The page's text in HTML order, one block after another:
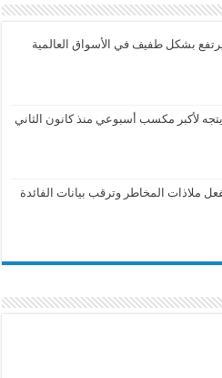
يرتفع بشكل طفيف في الأسواق العالمية
لأكبر مكسب أسبوعي منذ كانون الثاني
ملاذات المخاطر وترقب بيانات الفائدة